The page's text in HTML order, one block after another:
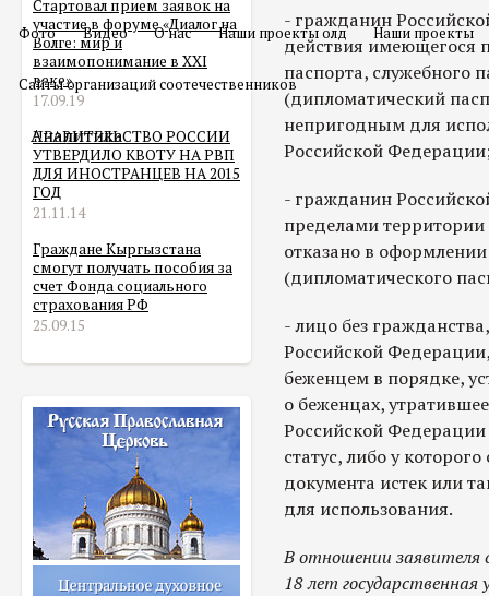
Фото Видео О нас Наши проекты олд Наши проекты
Сайты организаций соотечественников
Аналитика
Стартовал прием заявок на
участие в форуме «Диалог на
Волге: мир и
взаимопонимание в XXI
веке»
17.09.19
ПРАВИТЕЛЬСТВО РОССИИ
УТВЕРДИЛО КВОТУ НА РВП
ДЛЯ ИНОСТРАНЦЕВ НА 2015
ГОД
21.11.14
Граждане Кыргызстана
смогут получать пособия за
счет Фонда социального
страхования РФ
25.09.15
- гражданин
действия имеющегося
паспорта, служебного
(дипломатический
непригодным для
Российской
- гражданин
пределами
отказано в
(дипломатического
- лицо без
Российской
беженцем в порядке,
о беженцах,
Российской
статус, либо у
документа истек или
для использования.
В отношении заявителя
18 лет государственная